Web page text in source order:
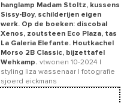
hanglamp Madam Stoltz, kussens
Sissy-Boy, schilderijen eigen
werk. Op de boeken: discobal
Xenos, zoutsteen Eco Plaza, tas
La Galeria Elefante. Houtkachel
Morso 2B Classic, bijzettafel
Wehkamp. vtwonen 10-2024 |
styling liza wassenaar | fotografie
sjoerd eickmans